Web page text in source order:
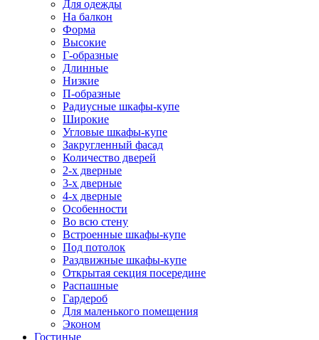
Для одежды
На балкон
Форма
Высокие
Г-образные
Длинные
Низкие
П-образные
Радиусные шкафы-купе
Широкие
Угловые шкафы-купе
Закругленный фасад
Количество дверей
2-х дверные
3-х дверные
4-х дверные
Особенности
Во всю стену
Встроенные шкафы-купе
Под потолок
Раздвижные шкафы-купе
Открытая секция посередине
Распашные
Гардероб
Для маленького помещения
Эконом
Гостиные